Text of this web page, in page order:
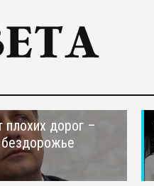
плохих дорог –
бездорожье